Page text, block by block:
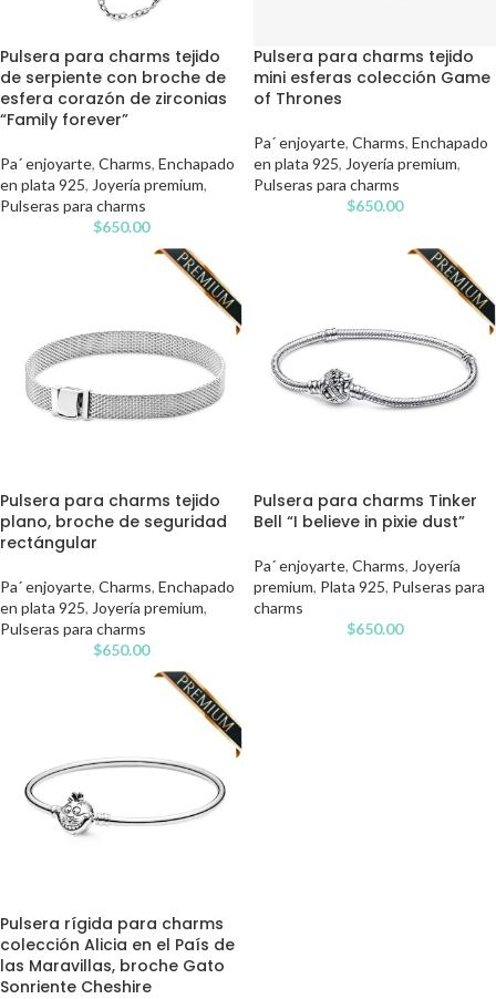
Pulsera para charms tejido
de serpiente con broche de
esfera corazón de zirconias
“Family forever”
Pa´ enjoyarte, Charms, Enchapado
en plata 925, Joyería premium,
Pulseras para charms
$650.00
Pulsera para charms tejido
mini esferas colección Game
of Thrones
Pa´ enjoyarte, Charms, Enchapado
en plata 925, Joyería premium,
Pulseras para charms
$650.00
Pulsera para charms tejido
plano, broche de seguridad
rectángular
Pa´ enjoyarte, Charms, Enchapado
en plata 925, Joyería premium,
Pulseras para charms
$650.00
Pulsera para charms Tinker
Bell “I believe in pixie dust”
Pa´ enjoyarte, Charms, Joyería
premium, Plata 925, Pulseras para
charms
$650.00
Pulsera rígida para charms
colección Alicia en el País de
las Maravillas, broche Gato
Sonriente Cheshire